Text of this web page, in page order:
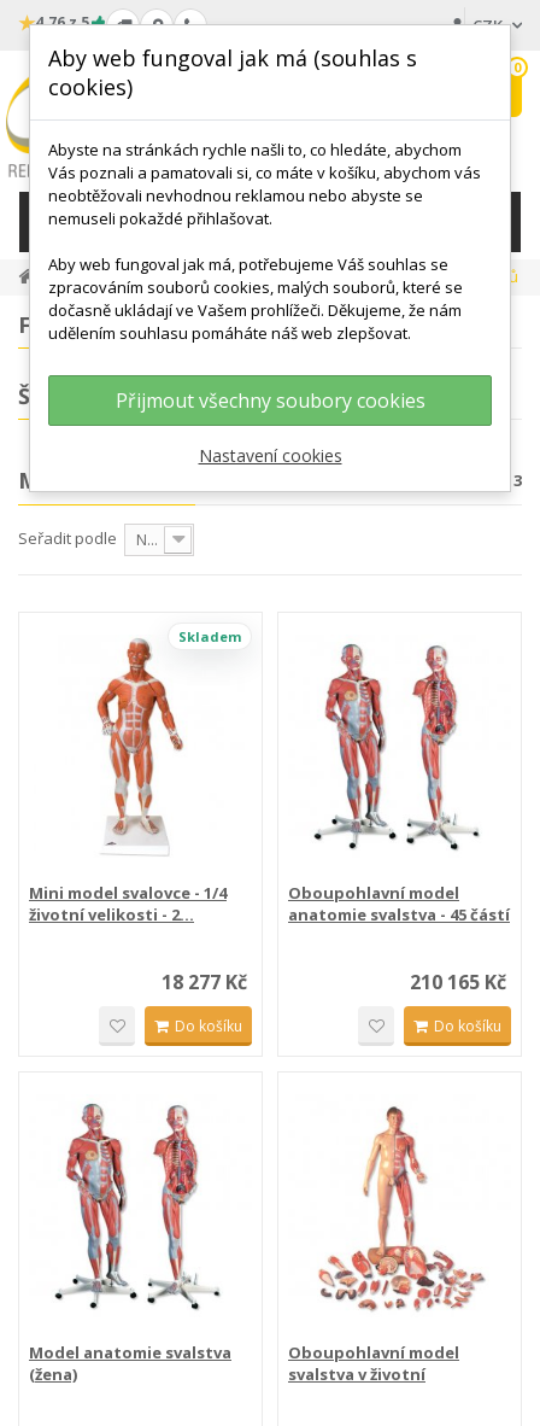
★4.76 z 5 CZK
wishlist
0
KATEGORIE
ANATOMICKÉ MODELY Ostatní Modely Modely Svalů
FILTROVÁNÍ
ŠTÍTKY
MODELY SVALŮ Počet produktů: 13
Seřadit podle Nejprve produkty skladem
Skladem
Mini model svalovce - 1/4
životní velikosti - 2...
18 277 Kč
Do košíku
Oboupohlavní model
anatomie svalstva - 45 částí
210 165 Kč
Do košíku
Model anatomie svalstva
(žena)
Oboupohlavní model
svalstva v životní
Aby web fungoval jak má (souhlas s
cookies)
Abyste na stránkách rychle našli to, co hledáte, abychom
Vás poznali a pamatovali si, co máte v košíku, abychom vás
neobtěžovali nevhodnou reklamou nebo abyste se
nemuseli pokaždé přihlašovat.
Aby web fungoval jak má, potřebujeme Váš souhlas se
zpracováním souborů cookies, malých souborů, které se
dočasně ukládají ve Vašem prohlížeči. Děkujeme, že nám
udělením souhlasu pomáháte náš web zlepšovat.
Přijmout všechny soubory cookies
Nastavení cookies